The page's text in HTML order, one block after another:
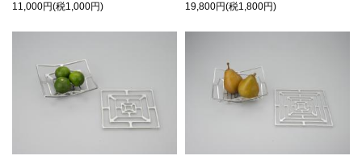
11,000円(税1,000円)
19,800円(税1,800円)